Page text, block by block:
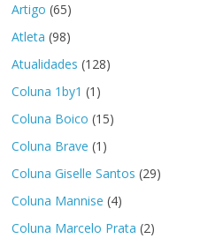
Artigo (65)
Atleta (98)
Atualidades (128)
Coluna 1by1 (1)
Coluna Boico (15)
Coluna Brave (1)
Coluna Giselle Santos (29)
Coluna Mannise (4)
Coluna Marcelo Prata (2)